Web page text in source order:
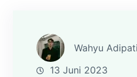
Wahyu
13 Juni 2023